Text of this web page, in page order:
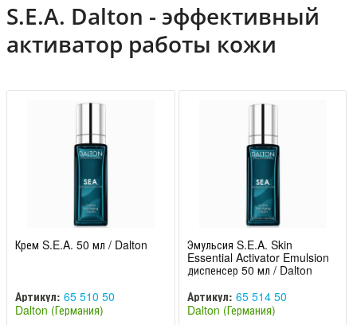
S.E.A. Dalton - эффективный
активатор работы кожи
Крем S.E.A. 50 мл / Dalton
Артикул: 65 510 50
Dalton (Германия)
Эмульсия S.E.A. Skin
Essential Activator Emulsion
диспенсер 50 мл / Dalton
Артикул: 65 514 50
Dalton (Германия)
M N O P Q S T V W